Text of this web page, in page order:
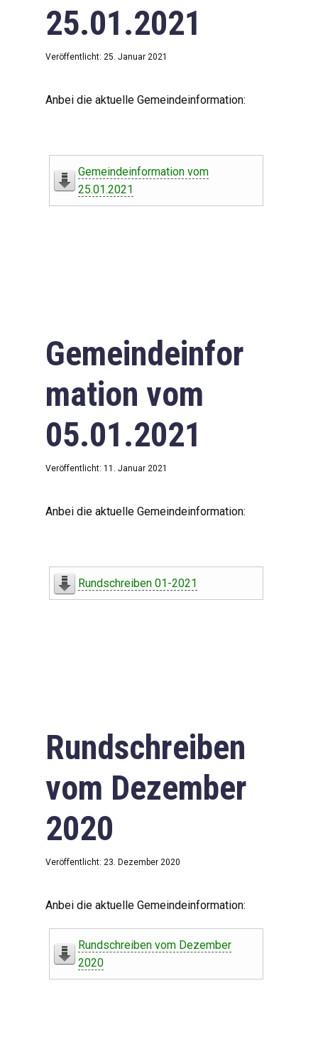
25.01.2021
Veröffentlicht: 25. Januar 2021
Anbei die aktuelle Gemeindeinformation:
Gemeindeinformation vom
25.01.2021
Gemeindeinfor
mation vom
05.01.2021
Veröffentlicht: 11. Januar 2021
Anbei die aktuelle Gemeindeinformation:
Rundschreiben 01-2021
Rundschreiben
vom Dezember
2020
Veröffentlicht: 23. Dezember 2020
Anbei die aktuelle Gemeindeinformation:
Rundschreiben vom Dezember
2020